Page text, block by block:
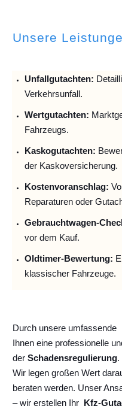
Unsere
Unfallgutachten:
Verkehrsunfall.
Wertgutachten:
Fahrzeugs.
Kaskogutachten:
der Kaskoversicherung.
Kostenvoranschlag:
Reparaturen oder
Gebrauchtwagen-
vor dem Kauf.
Oldtimer-Bewertung:
klassischer Fahrzeuge.
Durch unsere umfassende
Ihnen eine professionelle
der Schadensregulierung.
Wir legen großen Wert
beraten werden. Unser
– wir erstellen Ihr Kfz-